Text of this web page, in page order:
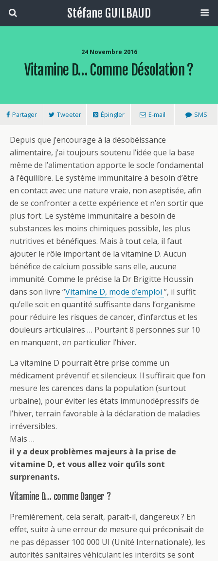
Stéfane GUILBAUD
24 Novembre 2016
Vitamine D… Comme Désolation ?
Partager Tweeter Épingler E-mail SMS
Depuis que j’encourage à la désobéissance
alimentaire, j’ai toujours soutenu l’idée que la base
même de l’alimentation apporte le socle fondamental
à l’équilibre. Le système immunitaire à besoin d’être
en contact avec une nature vraie, non aseptisée, afin
de se confronter a cette expérience et n’en sortir que
plus fort. Le système immunitaire a besoin de
substances les moins chimiques possible, les plus
nutritives et bénéfiques. Mais à tout cela, il faut
ajouter le rôle important de la vitamine D. Aucun
bénéfice de calcium possible sans elle, aucune
immunité. Comme le précise la Dr Brigitte Houssin
dans son livre “Vitamine D, mode d’emploi ”, il suffit
qu’elle soit en quantité suffisante dans l’organisme
pour réduire les risques de cancer, d’infarctus et les
douleurs articulaires … Pourtant 8 personnes sur 10
en manquent, en particulier l’hiver.
La vitamine D pourrait être prise comme un
médicament préventif et silencieux. Il suffirait que l’on
mesure les carences dans la population (surtout
urbaine), pour éviter les états immunodépressifs de
l’hiver, terrain favorable à la déclaration de maladies
irréversibles.
Mais …
il y a deux problèmes majeurs à la prise de
vitamine D, et vous allez voir qu’ils sont
surprenants.
Vitamine D… comme Danger ?
Premièrement, cela serait, parait-il, dangereux ? En
effet, suite à une erreur de mesure qui préconisait de
ne pas dépasser 100 000 UI (Unité Internationale), les
autorités sanitaires véhiculant les interdits se sont